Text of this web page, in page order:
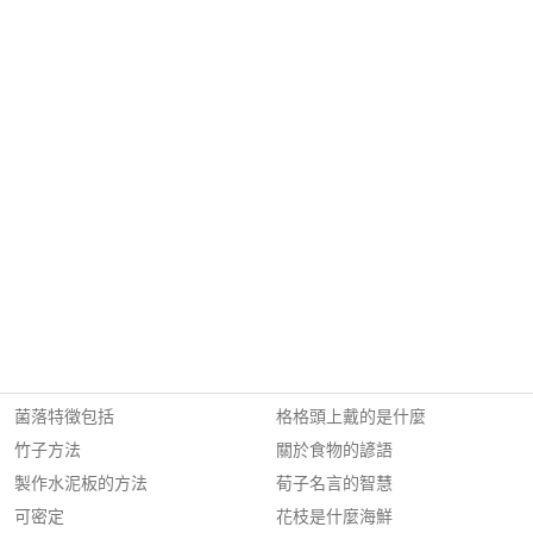
菌落特徵包括
竹子方法
製作水泥板的方法
可密定
格格頭上戴的是什麼
關於食物的諺語
荀子名言的智慧
花枝是什麼海鮮